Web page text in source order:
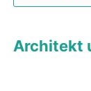
Architekt